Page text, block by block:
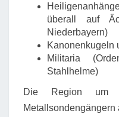
überall auf
Niederbayern)
Kanonenkugeln
Militaria
Stahlhelme)
Die Region um